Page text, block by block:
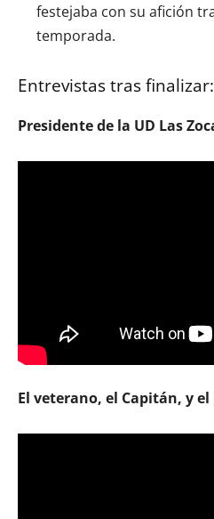
festejaba con su afición
temporada.
Entrevistas tras finalizar:
Presidente de la UD Las
El veterano, el Capitán, y